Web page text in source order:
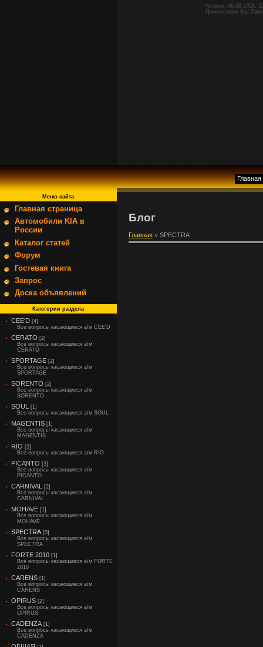
Четверг, 06.08.2026,
Приветствую Вас
Главная
Меню сайта
Главная страница
Автомобили KIA в
России
Каталог статей
Форум
Гостевая книга
Запрос
Доска объявлений
Категории раздела
CEE'D [4]
Все вопросы касающиеся а/м CEE'D
CERATO [2]
Все вопросы касающиеся а/м
CERATO
SPORTAGE [2]
Все вопросы касающиеся а/м
SPORTAGE
SORENTO [2]
Все вопросы касающиеся а/м
SORENTO
SOUL
[1]
Все вопросы касающиеся а/м SOUL
MAGENTIS [1]
Все вопросы касающиеся а/м
MAGENTIS
RIO [3]
Все вопросы касающиеся а/м RIO
PICANTO [3]
Все вопросы касающиеся а/м
PICANTO
CARNIVAL
[2]
Все вопросы касающиеся а/м
CARNIVAL
MOHAVE [1]
Все вопросы касающиеся а/м
MOHAVE
SPECTRA [0]
Все вопросы касающиеся а/м
SPECTRA
FORTE 2010 [1]
Все вопросы касающиеся а/м FORTE
2010
CARENS [1]
Все вопросы касающиеся а/м
CARENS
OPIRUS [2]
Все вопросы касающиеся а/м
OPIRUS
CADENZA [1]
Все вопросы касающиеся а/м
CADENZA
Блог
Главная » SPECTRA